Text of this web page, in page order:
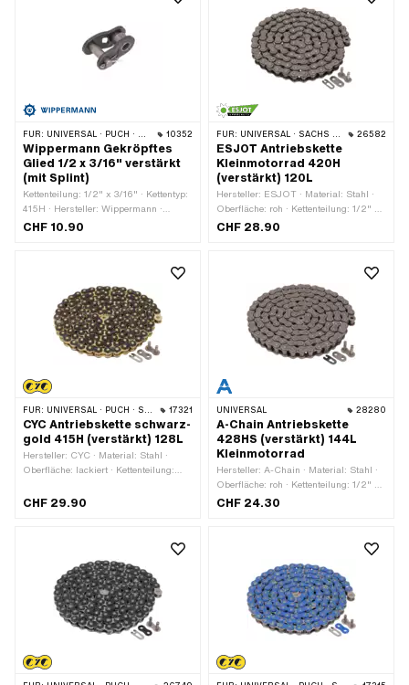
FÜR: UNIVERSAL · PUCH · SACHS · PONY / CILO (BETA 521 & 512) · ZÜNDAPP BELMONDO · TOMOS · BYE BIKE 10352
Wippermann Gekröpftes
Glied 1/2 x 3/16" verstärkt
(mit Splint)
Kettenteilung: 1/2" x 3/16" · Kettentyp:
415H · Hersteller: Wippermann ·
Material: Stahl · Oberfläche: roh ·
Ø Bohrung: 4.25 mm · Ø Stift: 4.17
CHF 10.90
FÜR: UNIVERSAL · SACHS · KREIDLER 26582
ESJOT Antriebskette
Kleinmotorrad 420H
(verstärkt) 120L
Hersteller: ESJOT · Material: Stahl ·
Oberfläche: roh · Kettenteilung: 1/2" x
1/4" · Kettentyp: 420H · Abrollumfang:
CHF 28.90
FÜR: UNIVERSAL · PUCH · SACHS · PONY / CILO (BETA 521 & 512) · ZÜNDAPP BELMONDO · TOMOS · BYE BIKE 17321
CYC Antriebskette schwarz-
gold 415H (verstärkt) 128L
Hersteller: CYC · Material: Stahl ·
Oberfläche: lackiert · Kettenteilung:
Abrollumfang: 1626 mm · Anzahl
CHF 29.90
UNIVERSAL 28280
A-Chain Antriebskette
428HS (verstärkt) 144L
Kleinmotorrad
Hersteller: A-Chain · Material: Stahl ·
Oberfläche: roh · Kettenteilung: 1/2" x
5/16" · Kettentyp: 428H ·
CHF 24.30